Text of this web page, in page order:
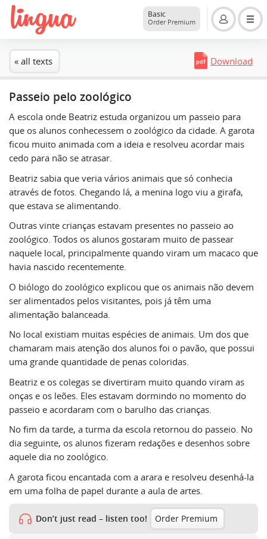
Basic
Order Premium
« all texts Download
Passeio pelo zoológico
A escola onde Beatriz estuda organizou um passeio para
que os alunos conhecessem o zoológico da cidade. A garota
ficou muito animada com a ideia e resolveu acordar mais
cedo para não se atrasar.
Beatriz sabia que veria vários animais que só conhecia
através de fotos. Chegando lá, a menina logo viu a girafa,
que estava se alimentando.
Outras vinte crianças estavam presentes no passeio ao
zoológico. Todos os alunos gostaram muito de passear
naquele local, principalmente quando viram um macaco que
havia nascido recentemente.
O biólogo do zoológico explicou que os animais não devem
ser alimentados pelos visitantes, pois já têm uma
alimentação balanceada.
No local existiam muitas espécies de animais. Um dos que
chamaram mais atenção dos alunos foi o pavão, que possui
uma grande quantidade de penas coloridas.
Beatriz e os colegas se divertiram muito quando viram as
onças e os leões. Eles estavam dormindo no momento do
passeio e acordaram com o barulho das crianças.
No fim da tarde, a turma da escola retornou do passeio. No
dia seguinte, os alunos fizeram redações e desenhos sobre
aquele dia no zoológico.
A garota ficou encantada com a arara e resolveu desenhá-la
em uma folha de papel durante a aula de artes.
Don’t just read – listen too! Order Premium